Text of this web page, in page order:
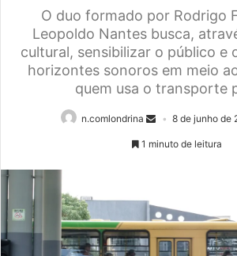
O duo formado por Rodrigo
Leopoldo Nantes busca,
cultural, sensibilizar o público e
horizontes sonoros em meio
quem usa o transporte
n.comlondrina 8 de junho de
1 minuto de leitura